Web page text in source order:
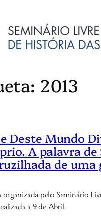
2013
Deste Mundo
A palavra
de uma
organizada pelo Seminário
a 9 de Abril.